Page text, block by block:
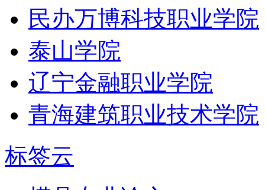
民办万博科技职业学院
泰山学院
辽宁金融职业学院
青海建筑职业技术学院
标签云